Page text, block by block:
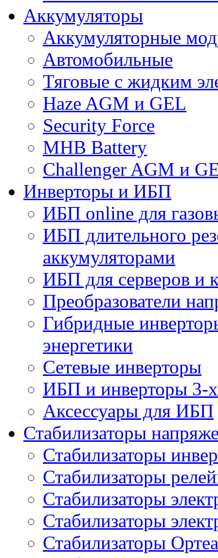
Аккумуляторы
Аккумуляторные
Автомобильные
Тяговые с жидким
Haze AGM и GEL
Security Force
MHB Battery
Challenger AGM и
Инверторы и ИБП
ИБП online для
ИБП длительного
аккумуляторами
ИБП для серверов и
Преобразователи
Гибридные
энергетики
Сетевые инверторы
ИБП и инверторы 3-
Аксессуары для ИБП
Стабилизаторы
Стабилизаторы
Стабилизаторы
Стабилизаторы
Стабилизаторы
Стабилизаторы Ортеа